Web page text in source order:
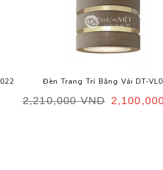
Đèn Trang Trí Bằng Vải DT-
2,210,000VND